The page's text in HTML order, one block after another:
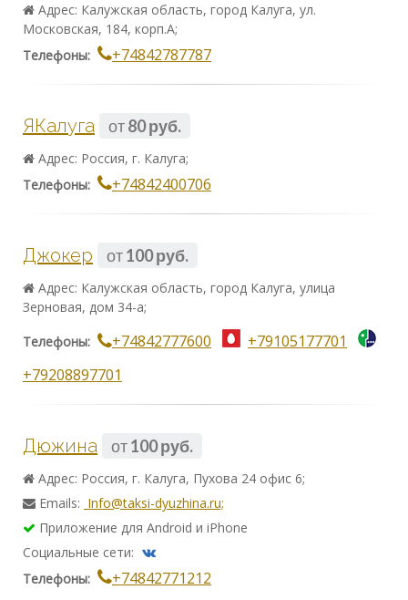
Адрес: Калужская область, город Калуга, ул.
Московская, 184, корп.А;
Телефоны:
+74842787787
ЯКалуга от80 руб.
Адрес: Россия, г. Калуга;
Телефоны:
+74842400706
Джокер от100 руб.
Адрес: Калужская область, город Калуга, улица
Зерновая, дом 34-а;
Телефоны: +74842777600
+79105177701
+79208897701
Дюжина от100 руб.
Адрес: Россия, г. Калуга, Пухова 24 офис 6;
Emails: Info@taksi-dyuzhina.ru;
Приложение для Android и iPhone
Социальные сети:
Телефоны:
+74842771212